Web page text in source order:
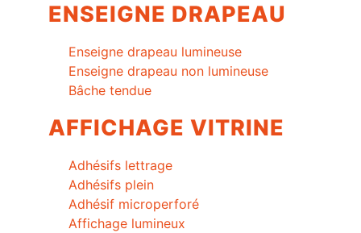
ENSEIGNE DRAPEAU
Enseigne drapeau lumineuse
Enseigne drapeau non lumineuse
Bâche tendue
AFFICHAGE VITRINE
Adhésifs lettrage
Adhésifs plein
Adhésif microperforé
Affichage lumineux